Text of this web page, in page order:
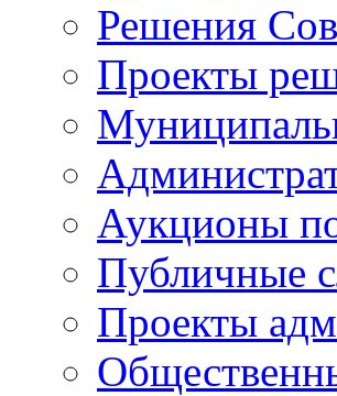
Решения
Проекты
Аукционы
Публичные
Проекты